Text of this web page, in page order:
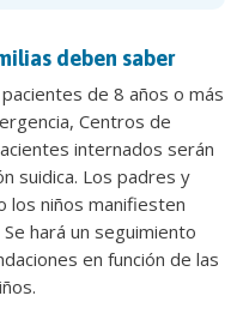
deben saber
de 8 años o más
Centros de
internados serán
suidica. Los padres y
los niños manifiesten
hará un seguimiento
en función de las